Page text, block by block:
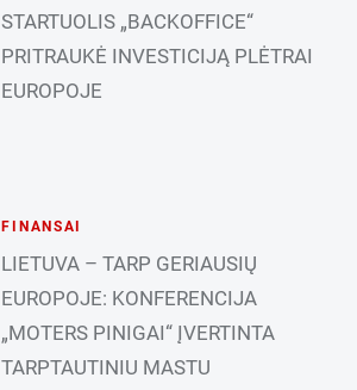
STARTUOLIS „BACKOFFICE“
PRITRAUKĖ INVESTICIJĄ PLĖTRAI
EUROPOJE
FINANSAI
LIETUVA – TARP GERIAUSIŲ
EUROPOJE: KONFERENCIJA
„MOTERS PINIGAI“ ĮVERTINTA
TARPTAUTINIU MASTU